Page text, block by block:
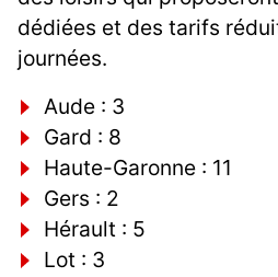
dédiées et des tarifs
journées.
Aude : 3
Gard : 8
Haute-Garonne : 11
Gers : 2
Hérault : 5
Lot : 3